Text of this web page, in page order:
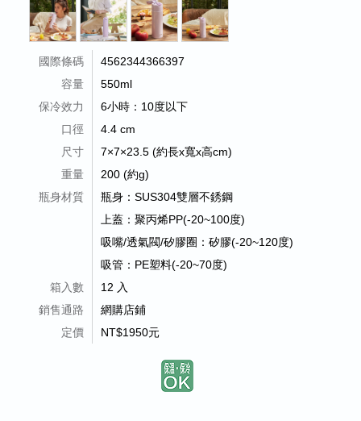
國際條碼
4562344366397
容量
550ml
保冷效力
6小時：10度以下
口徑
4.4 cm
尺寸
7×7×23.5 (約長x寬x高cm)
重量
200 (約g)
瓶身材質
瓶身：SUS304雙層不銹鋼
上蓋：聚丙烯PP(-20~100度)
吸嘴/透氣閥/矽膠圈：矽膠(-20~120度)
吸管：PE塑料(-20~70度)
箱入數
12 入
銷售通路
網購店鋪
定價
NT$1950元